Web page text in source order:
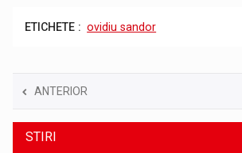
ETICHETE : ovidiu sandor
ANTERIOR
STIRI